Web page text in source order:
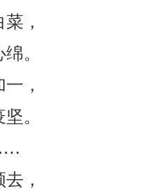
，
。
，
。
，